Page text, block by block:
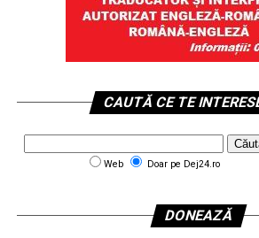
CAUTĂ CE TE
Web Doar pe Dej24.ro
DONEAZĂ